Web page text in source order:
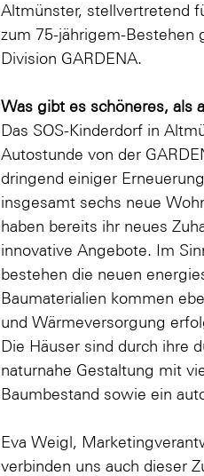
Altmünster, stellvertretend
zum 75-jährigem-Bestehen
Division GARDENA.
Was gibt es schöneres, als
Das SOS-Kinderdorf in
Autostunde von der
dringend einiger
insgesamt sechs neue
haben bereits ihr neues
innovative Angebote. Im
bestehen die neuen
Baumaterialien kommen
und Wärmeversorgung
Die Häuser sind durch ihre
naturnahe Gestaltung mit
Baumbestand sowie ein
Eva Weigl,
verbinden uns auch dieser